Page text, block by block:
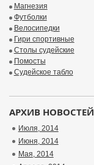
Магнезия
Футболки
Велосипедки
Гири спортивные
Столы судейские
Помосты
Судейское табло
АРХИВ НОВОСТЕЙ
Июля, 2014
Июня, 2014
Мая, 2014